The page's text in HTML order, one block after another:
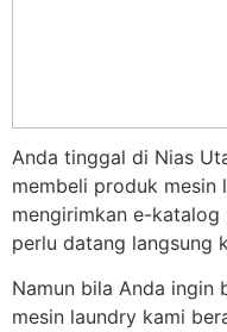
Anda tinggal di Nias
membeli produk mesin
mengirimkan e-
perlu datang langsung
Namun bila Anda ingin
mesin laundry kami